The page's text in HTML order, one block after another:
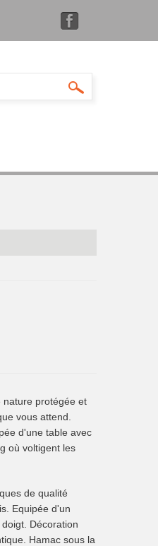
nature protégée et
vous attend.
d'une table avec
où voltigent les
de qualité
Equipée d'un
Décoration
Hamac sous la